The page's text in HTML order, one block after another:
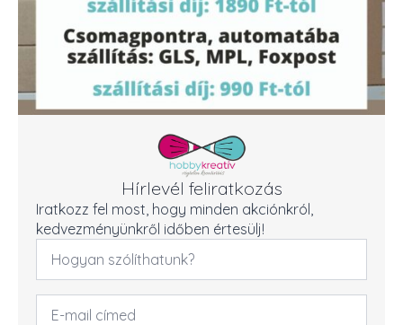
Hírlevél feliratkozás
Iratkozz fel most, hogy minden akciónkról,
kedvezményünkről időben értesülj!
Név
Email
cím